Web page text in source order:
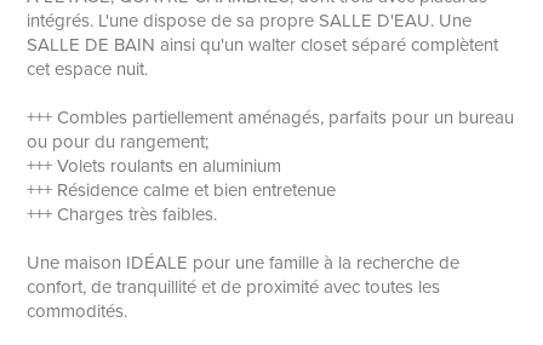
intégrés. L'une dispose de sa propre SALLE D'EAU. Une
SALLE DE BAIN ainsi qu'un walter closet séparé complètent
cet espace nuit.
+++ Combles partiellement aménagés, parfaits pour un bureau
ou pour du rangement;
+++ Volets roulants en aluminium
+++ Résidence calme et bien entretenue
+++ Charges très faibles.
Une maison IDÉALE pour une famille à la recherche de
confort, de tranquillité et de proximité avec toutes les
commodités.